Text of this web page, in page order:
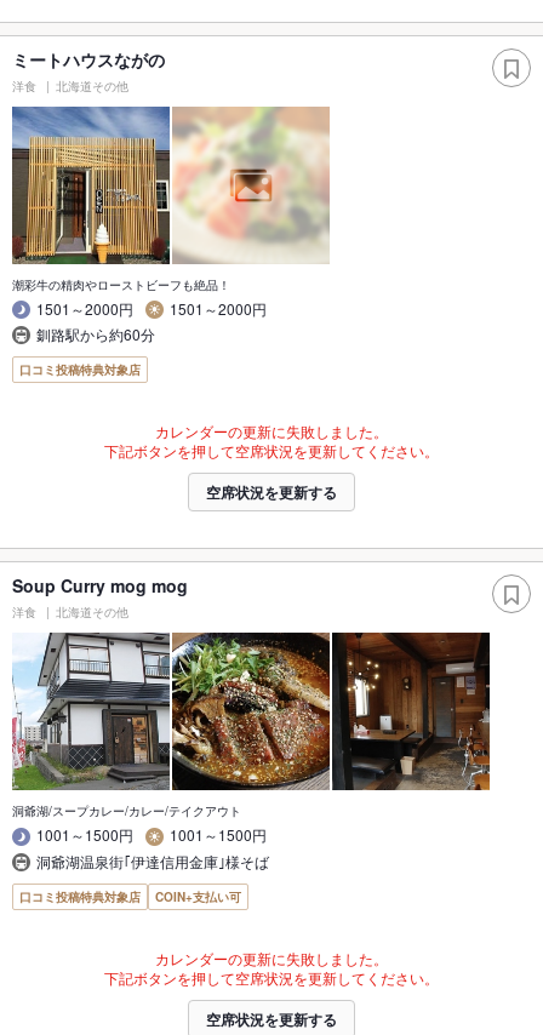
ミートハウスながの
洋食 北海道その他
潮彩牛の精肉やローストビーフも絶品！
1501～2000円
1501～2000円
釧路駅から約60分
口コミ投稿特典対象店
カレンダーの更新に失敗しました。
下記ボタンを押して空席状況を更新してください。
空席状況を更新する
Soup Curry mog mog
洋食 北海道その他
洞爺湖/スープカレー/カレー/テイクアウト
1001～1500円
1001～1500円
洞爺湖温泉街｢伊達信用金庫｣様そば
口コミ投稿特典対象店 COIN+支払い可
カレンダーの更新に失敗しました。
下記ボタンを押して空席状況を更新してください。
空席状況を更新する